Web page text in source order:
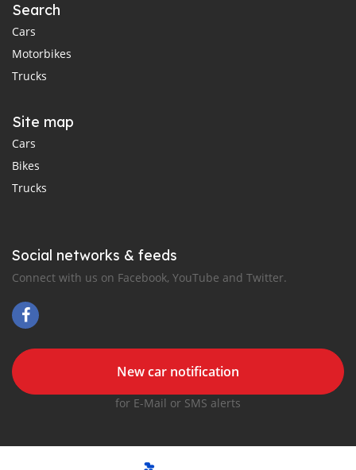
Search
Cars
Motorbikes
Trucks
Site map
Cars
Bikes
Trucks
Social networks & feeds
Connect with us on Facebook, YouTube and Twitter.
New car notification
for E-Mail or SMS alerts